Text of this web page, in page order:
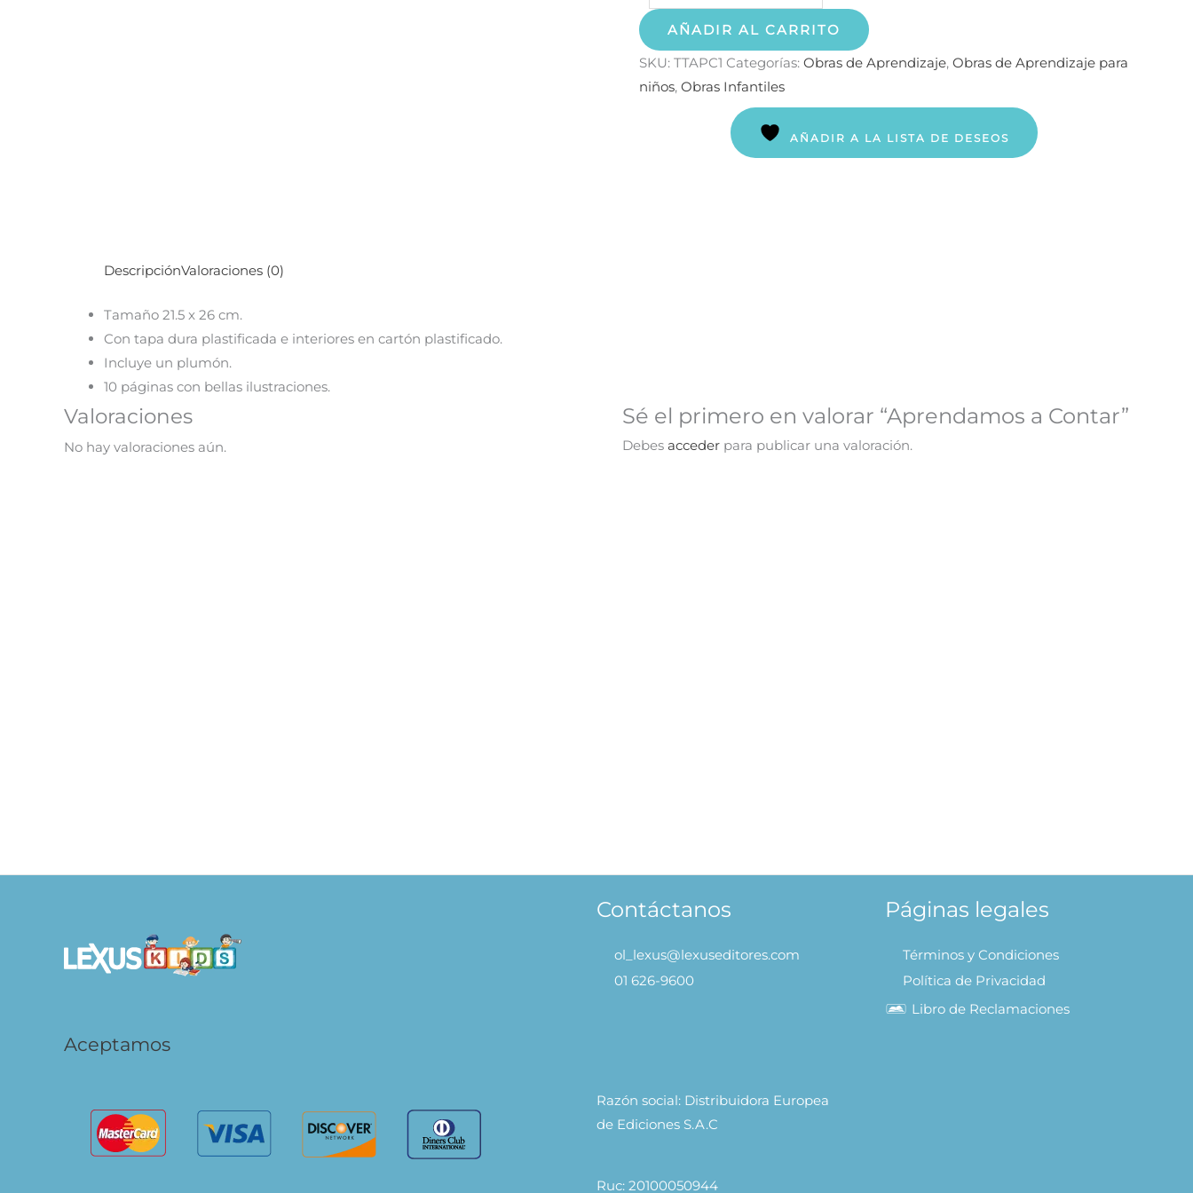
AÑADIR AL CARRITO
SKU: TTAPC1 Categorías: Obras de Aprendizaje, Obras de Aprendizaje para
niños, Obras Infantiles
AÑADIR A LA LISTA DE DESEOS
DescripciónValoraciones (0)
Tamaño 21.5 x 26 cm.
Con tapa dura plastificada e interiores en cartón plastificado.
Incluye un plumón.
10 páginas con bellas ilustraciones.
Valoraciones
No hay valoraciones aún.
Sé el primero en valorar “Aprendamos a Contar”
Debes acceder para publicar una valoración.
Aceptamos
Contáctanos
ol_lexus@lexuseditores.com
01 626-9600
Razón social: Distribuidora Europea
de Ediciones S.A.C
Ruc: 20100050944
Páginas legales
Términos y Condiciones
Política de Privacidad
Libro de Reclamaciones